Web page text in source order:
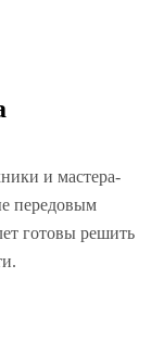
и мастера-
передовым
готовы решить